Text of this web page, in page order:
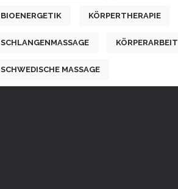
BIOENERGETIK KÖRPERTHERAPIE
SCHLANGENMASSAGE KÖRPERARBEIT
SCHWEDISCHE MASSAGE